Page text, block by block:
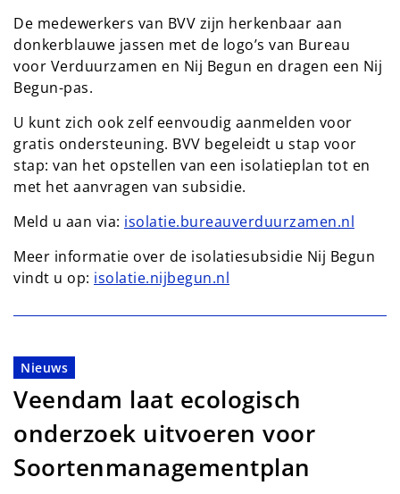
De medewerkers van BVV zijn herkenbaar aan
donkerblauwe jassen met de logo’s van Bureau
voor Verduurzamen en Nij Begun en dragen een Nij
Begun-pas.
U kunt zich ook zelf eenvoudig aanmelden voor
gratis ondersteuning. BVV begeleidt u stap voor
stap: van het opstellen van een isolatieplan tot en
met het aanvragen van subsidie.
Meld u aan via: isolatie.bureauverduurzamen.nl
Meer informatie over de isolatiesubsidie Nij Begun
vindt u op: isolatie.nijbegun.nl
Nieuws
Veendam laat ecologisch
onderzoek uitvoeren voor
Soortenmanagementplan